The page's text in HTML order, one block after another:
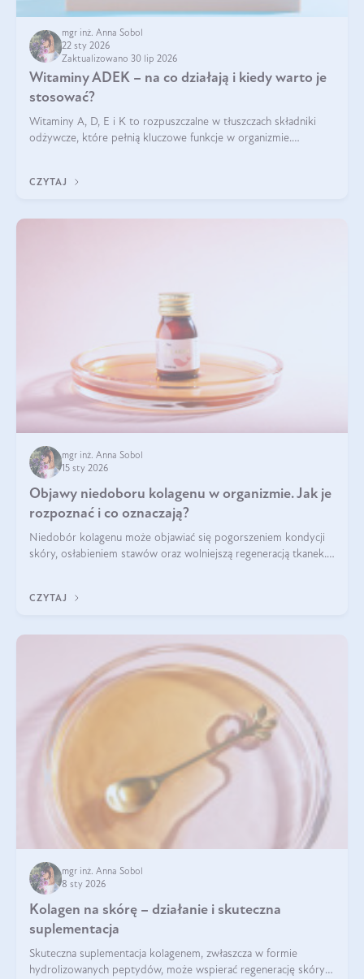
mgr inż. Anna Sobol
22 sty 2026
Zaktualizowano 30 lip 2026
Witaminy ADEK – na co działają i kiedy warto je
stosować?
Witaminy A, D, E i K to rozpuszczalne w tłuszczach składniki
odżywcze, które pełnią kluczowe funkcje w organizmie.
CZYTAJ
mgr inż. Anna Sobol
15 sty 2026
Objawy niedoboru kolagenu w organizmie. Jak je
rozpoznać i co oznaczają?
Niedobór kolagenu może objawiać się pogorszeniem kondycji
skóry, osłabieniem stawów oraz wolniejszą regeneracją tkanek.
osłabienie włosów.
CZYTAJ
mgr inż. Anna Sobol
8 sty 2026
Kolagen na skórę – działanie i skuteczna
suplementacja
Skuteczna suplementacja kolagenem, zwłaszcza w formie
hydrolizowanych peptydów, może wspierać regenerację skóry i